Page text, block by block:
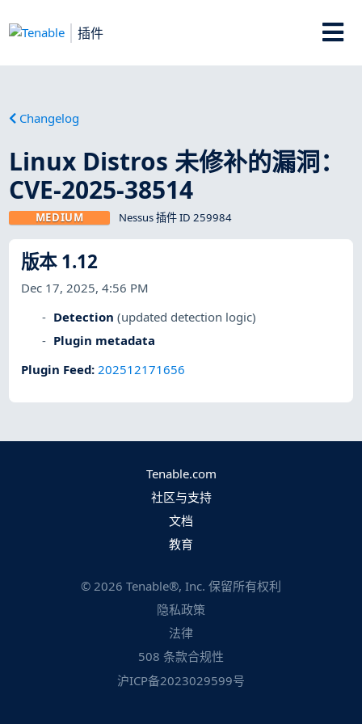
插件
Changelog
Linux Distros 未修补的漏洞：
CVE-2025-38514
MEDIUM Nessus 插件 ID 259984
版本 1.12
Dec 17, 2025, 4:56 PM
Detection (updated detection logic)
Plugin metadata
Plugin Feed:202512171656
Tenable.com
社区与支持
文档
教育
© 2026 Tenable®, Inc. 保留所有权利
隐私政策
法律
508 条款合规性
沪ICP备2023029599号